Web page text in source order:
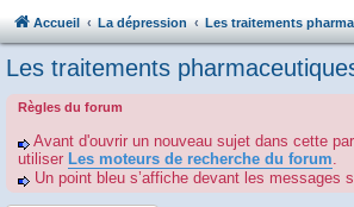
Accueil La dépression Les traitements
Les traitements
Règles du forum
Avant d'ouvrir un nouveau sujet dans cette
utiliser Les moteurs de recherche du forum.
Un point bleu s’affiche devant les messages